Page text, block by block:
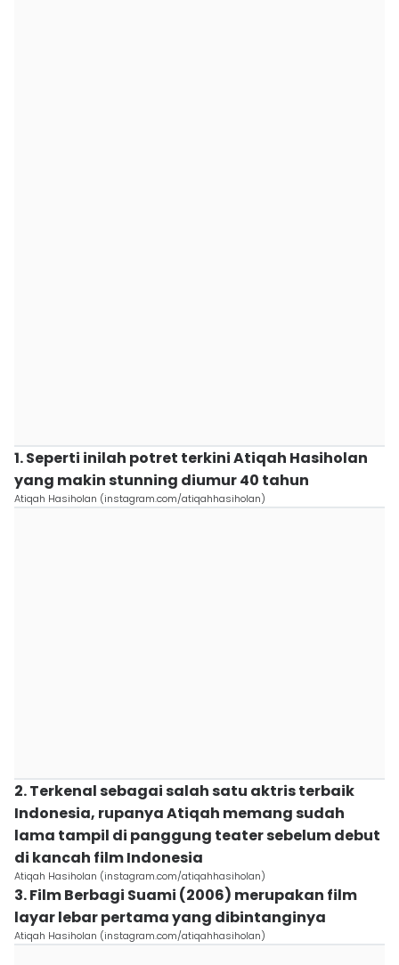
1. Seperti inilah potret terkini Atiqah Hasiholan
yang makin stunning diumur 40 tahun
Atiqah Hasiholan (instagram.com/atiqahhasiholan)
2. Terkenal sebagai salah satu aktris terbaik
Indonesia, rupanya Atiqah memang sudah
lama tampil di panggung teater sebelum debut
di kancah film Indonesia
Atiqah Hasiholan (instagram.com/atiqahhasiholan)
3. Film Berbagi Suami (2006) merupakan film
layar lebar pertama yang dibintanginya
Atiqah Hasiholan (instagram.com/atiqahhasiholan)